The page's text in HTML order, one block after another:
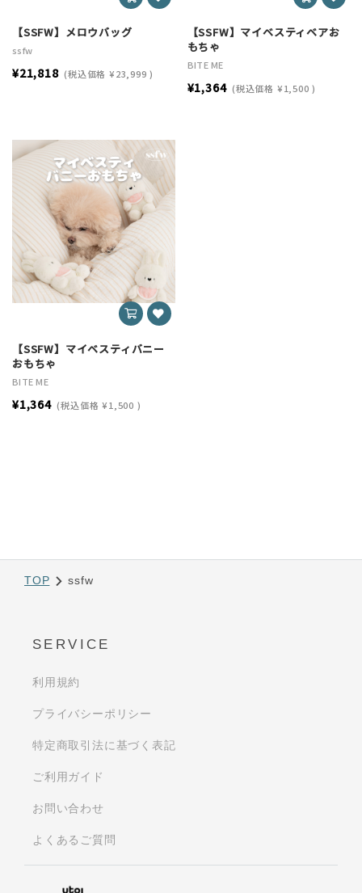
【SSFW】メロウバッグ
ssfw
¥21,818 (税込価格 ¥23,999 )
【SSFW】マイベスティベアお
もちゃ
BITE ME
¥1,364 (税込価格 ¥1,500 )
【SSFW】マイベスティバニー
おもちゃ
BITE ME
¥1,364 (税込価格 ¥1,500 )
TOP ssfw
SERVICE
利用規約
プライバシーポリシー
特定商取引法に基づく表記
ご利用ガイド
お問い合わせ
よくあるご質問